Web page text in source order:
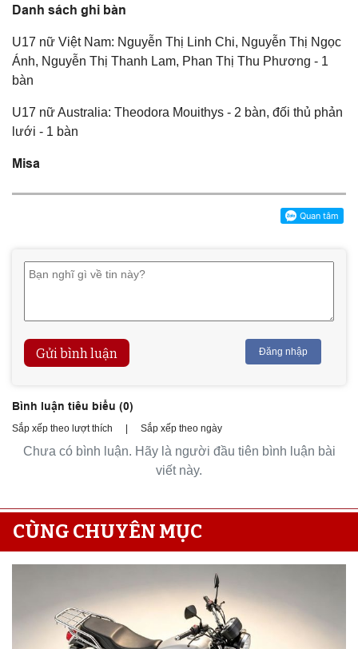
Danh sách ghi bàn
U17 nữ Việt Nam: Nguyễn Thị Linh Chi, Nguyễn Thị Ngọc
Ánh, Nguyễn Thị Thanh Lam, Phan Thị Thu Phương - 1
bàn
U17 nữ Australia: Theodora Mouithys - 2 bàn, đối thủ phản
lưới - 1 bàn
Misa
Gửi bình luận Đăng nhập
Bình luận tiêu biểu (0)
Sắp xếp theo lượt thích | Sắp xếp theo ngày
Chưa có bình luận. Hãy là người đầu tiên bình luận bài
viết này.
CÙNG CHUYÊN MỤC